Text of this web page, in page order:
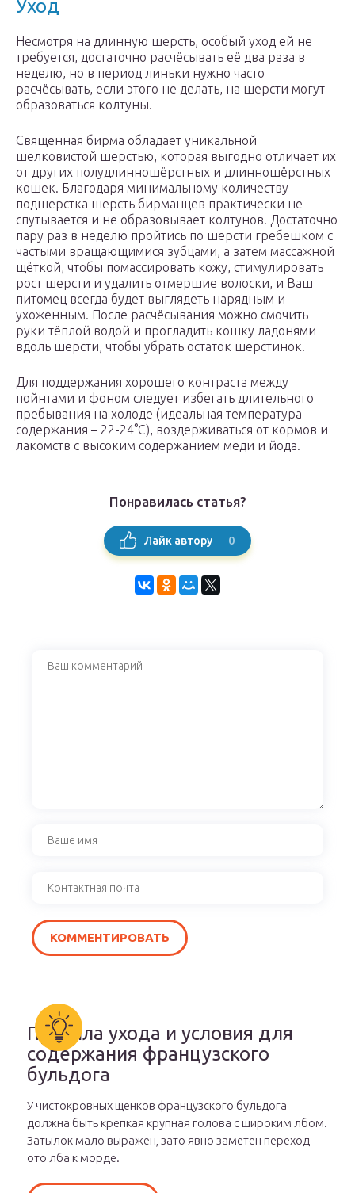
Уход
Несмотря на длинную шерсть, особый уход ей не
требуется, достаточно расчёсывать её два раза в
неделю, но в период линьки нужно часто
расчёсывать, если этого не делать, на шерсти могут
образоваться колтуны.
Священная бирма обладает уникальной
шелковистой шерстью, которая выгодно отличает их
от других полудлинношёрстных и длинношёрстных
кошек. Благодаря минимальному количеству
подшерстка шерсть бирманцев практически не
спутывается и не образовывает колтунов. Достаточно
пару раз в неделю пройтись по шерсти гребешком с
частыми вращающимися зубцами, а затем массажной
щёткой, чтобы помассировать кожу, стимулировать
рост шерсти и удалить отмершие волоски, и Ваш
питомец всегда будет выглядеть нарядным и
ухоженным. После расчёсывания можно смочить
руки тёплой водой и прогладить кошку ладонями
вдоль шерсти, чтобы убрать остаток шерстинок.
Для поддержания хорошего контраста между
пойнтами и фоном следует избегать длительного
пребывания на холоде (идеальная температура
содержания – 22-24°С), воздерживаться от кормов и
лакомств с высоким содержанием меди и йода.
Понравилась статья?
Лайк автору 0
Правила ухода и условия для
содержания французского
бульдога
У чистокровных щенков французского бульдога
должна быть крепкая крупная голова с широким лбом.
Затылок мало выражен, зато явно заметен переход
ото лба к морде.